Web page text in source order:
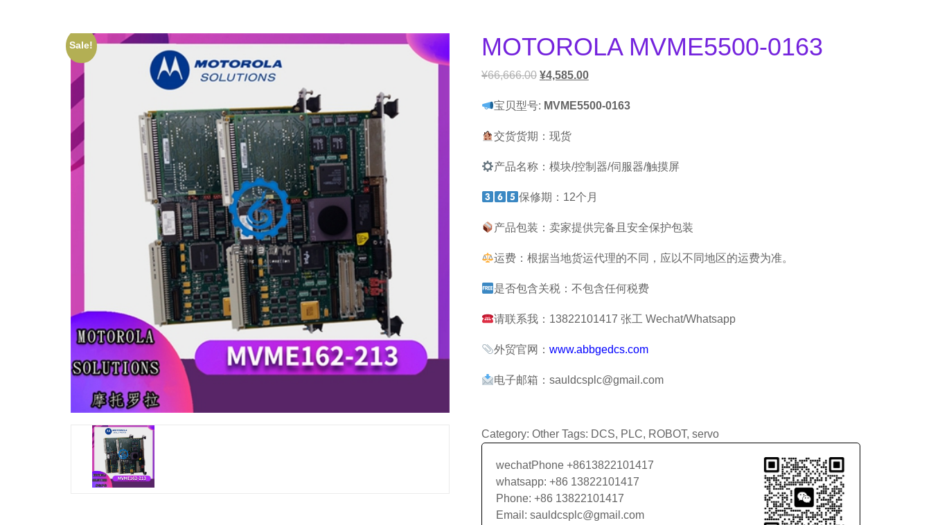
Sale! MOTOROLA MVME5500-0163
¥66,666.00 ¥4,585.00
宝贝型号: MVME5500-0163
交货货期：现货
产品名称：模块/控制器/伺服器/触摸屏
保修期：12个月
产品包装：卖家提供完备且安全保护包装
运费：根据当地货运代理的不同，应以不同地区的运费为准。
是否包含关税：不包含任何税费
请联系我：13822101417 张工 Wechat/Whatsapp
外贸官网：www.abbgedcs.com
电子邮箱：sauldcsplc@gmail.com
Category: Other Tags: DCS, PLC, ROBOT, servo
wechatPhone +8613822101417
whatsapp: +86 13822101417
Phone: +86 13822101417
Email: sauldcsplc@gmail.com